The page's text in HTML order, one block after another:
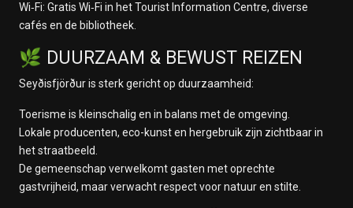
Wi‑Fi: Gratis Wi‑Fi in het Tourist Information Centre, diverse
cafés en de bibliotheek.
🌿 DUURZAAM & BEWUST REIZEN
Seyðisfjörður is sterk gericht op duurzaamheid:
Toerisme is kleinschalig en in balans met de omgeving.
Lokale producenten, eco-kunst en hergebruik zijn zichtbaar in
het straatbeeld.
De gemeenschap verwelkomt gasten met oprechte
gastvrijheid, maar verwacht respect voor natuur en stilte.